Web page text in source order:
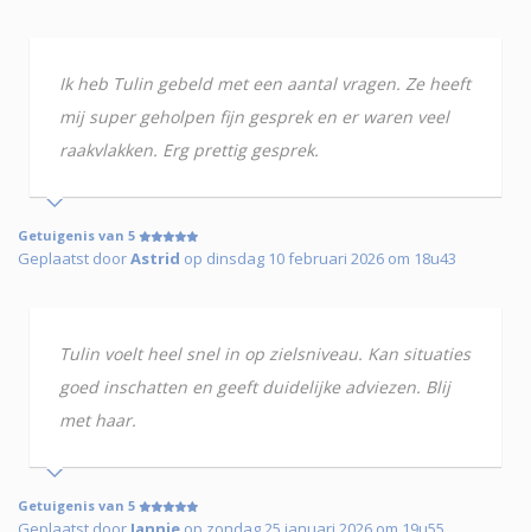
Ik heb Tulin gebeld met een aantal vragen. Ze heeft
mij super geholpen fijn gesprek en er waren veel
raakvlakken. Erg prettig gesprek.
Getuigenis van 5
Geplaatst doorAstrid op dinsdag 10 februari 2026 om 18u43
Tulin voelt heel snel in op zielsniveau. Kan situaties
goed inschatten en geeft duidelijke adviezen. Blij
met haar.
Getuigenis van 5